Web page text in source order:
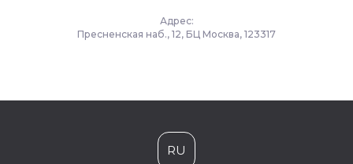
Адрес:
Пресненская наб., 12, БЦ Москва, 123317
RU